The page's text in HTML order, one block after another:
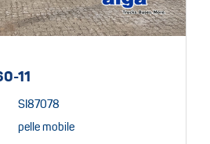
11
SI87078
pelle mobile